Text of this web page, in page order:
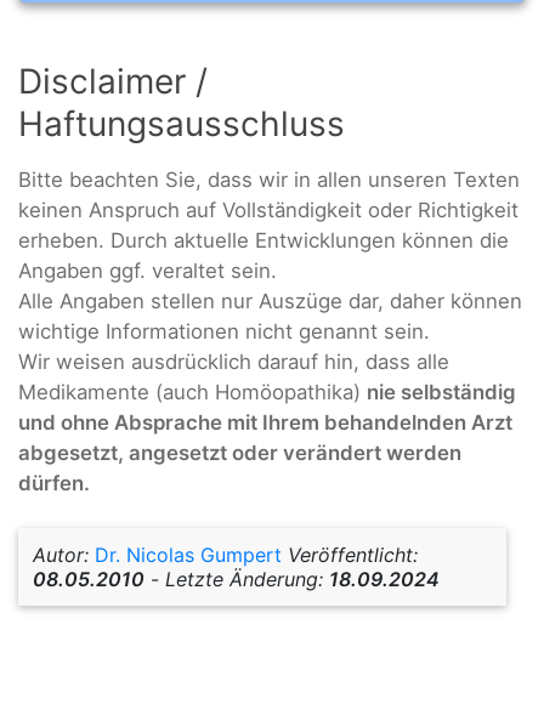
Disclaimer /
Haftungsausschluss
Bitte beachten Sie, dass wir in allen unseren Texten
keinen Anspruch auf Vollständigkeit oder Richtigkeit
erheben. Durch aktuelle Entwicklungen können die
Angaben ggf. veraltet sein.
Alle Angaben stellen nur Auszüge dar, daher können
wichtige Informationen nicht genannt sein.
Wir weisen ausdrücklich darauf hin, dass alle
Medikamente (auch Homöopathika) nie selbständig
und ohne Absprache mit Ihrem behandelnden Arzt
abgesetzt, angesetzt oder verändert werden
dürfen.
Autor: Dr. Nicolas Gumpert Veröffentlicht:
08.05.2010 - Letzte Änderung: 18.09.2024